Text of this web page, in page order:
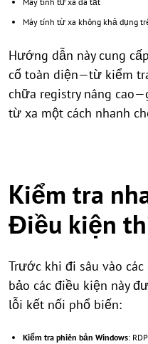
Máy tính từ xa không khả dụng
Hướng dẫn này cung
cố toàn diện—từ kiểm
chữa registry nâng
từ xa một cách nhanh
Kiểm tra
Điều kiện
Trước khi đi sâu vào
bảo các điều kiện này
lỗi kết nối phổ biến:
Kiểm tra phiên bản Windows: